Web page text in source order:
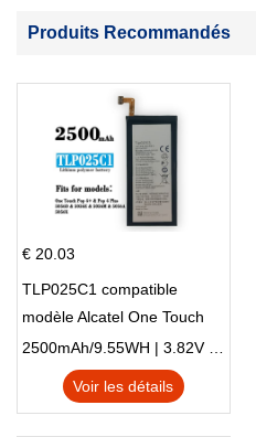
Produits Recommandés
€ 20.03
TLP025C1 compatible
modèle Alcatel One Touch
Pop 4 Plus OT-5056D
2500mAh/9.55WH | 3.82V | Li-ion ...
Voir les détails